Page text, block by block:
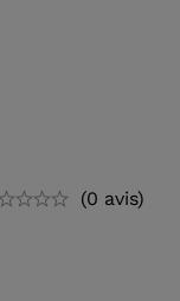
(0 avis)